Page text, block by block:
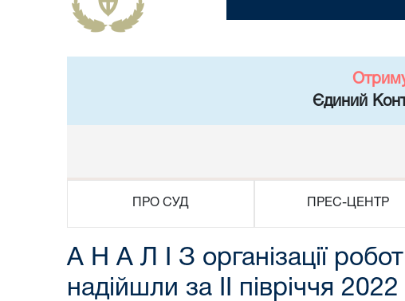
Єдиний
ПРО СУД ПРЕС-ЦЕНТР
А Н А Л І З організації
надійшли за ІІ півріччя